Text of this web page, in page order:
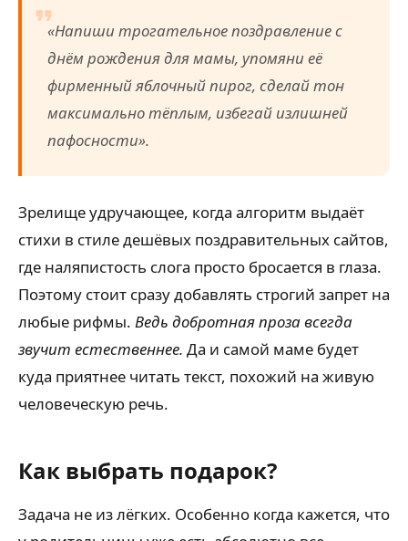
«Напиши трогательное поздравление с
днём рождения для мамы, упомяни её
фирменный яблочный пирог, сделай тон
максимально тёплым, избегай излишней
пафосности».
Зрелище удручающее, когда алгоритм выдаёт
стихи в стиле дешёвых поздравительных сайтов,
где наляпистость слога просто бросается в глаза.
Поэтому стоит сразу добавлять строгий запрет на
любые рифмы. Ведь добротная проза всегда
звучит естественнее. Да и самой маме будет
куда приятнее читать текст, похожий на живую
человеческую речь.
Как выбрать подарок?
Задача не из лёгких. Особенно когда кажется, что